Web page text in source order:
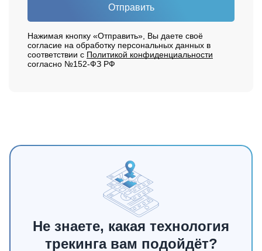
Отправить
Нажимая кнопку «Отправить», Вы даете своё
согласие на обработку персональных данных в
соответствии с Политикой конфиденциальности
согласно №152-ФЗ РФ
Не знаете, какая технология
трекинга вам подойдёт?